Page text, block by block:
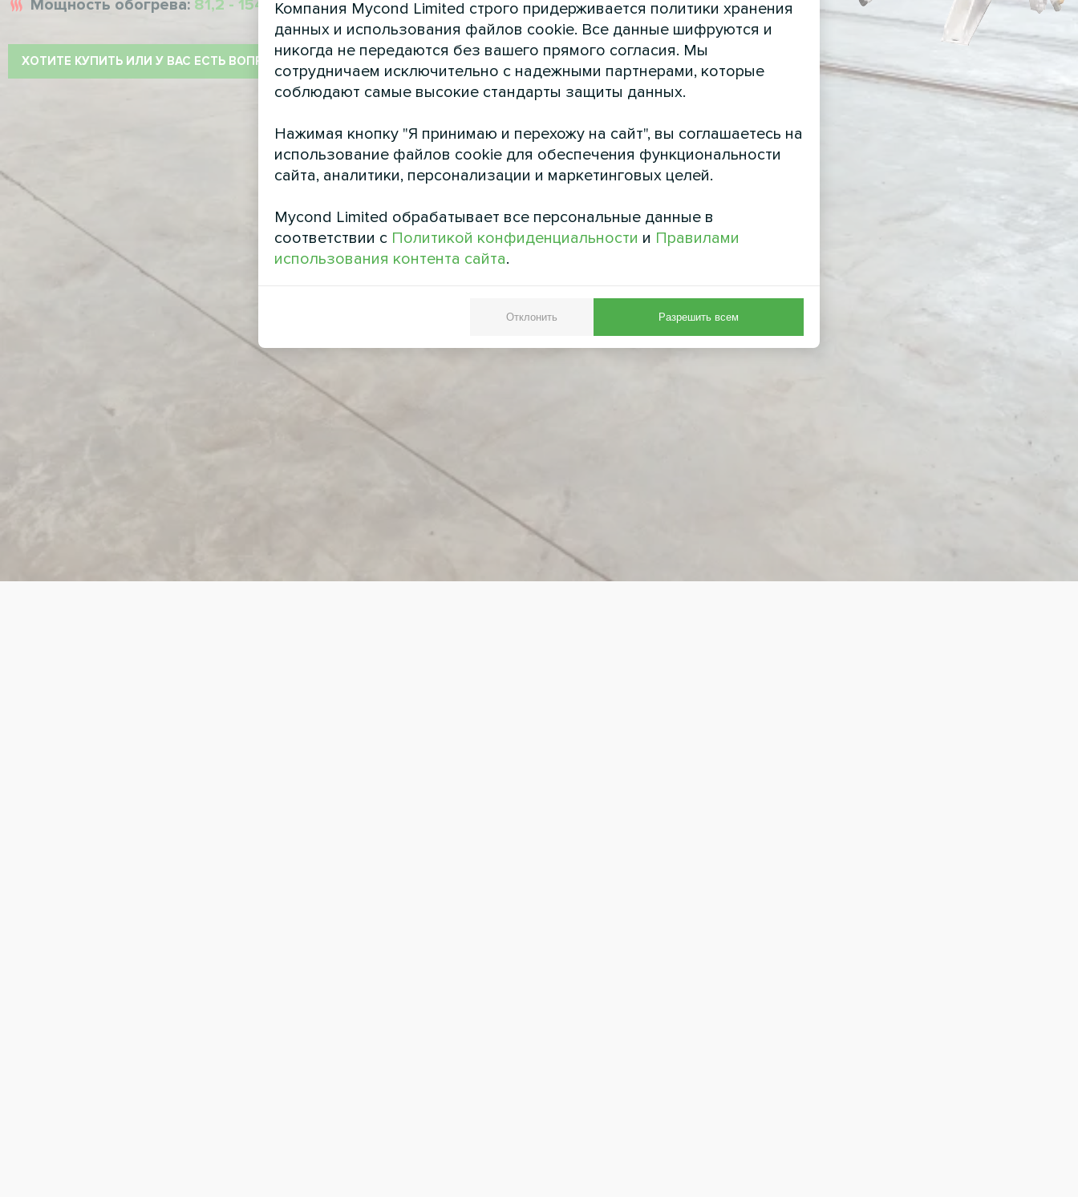
Мощность обогрева: 81,2 - 154,2 кВт
ХОТИТЕ КУПИТЬ ИЛИ У ВАС ЕСТЬ ВОПРОСЫ?
Компания Mycond Limited строго придерживается политики хранения
данных и использования файлов cookie. Все данные шифруются и
никогда не передаются без вашего прямого согласия. Мы
сотрудничаем исключительно с надежными партнерами, которые
соблюдают самые высокие стандарты защиты данных.
Нажимая кнопку "Я принимаю и перехожу на сайт", вы соглашаетесь на
использование файлов cookie для обеспечения функциональности
сайта, аналитики, персонализации и маркетинговых целей.
Mycond Limited обрабатывает все персональные данные в
соответствии с Политикой конфиденциальности и Правилами
использования контента сайта.
Отклонить Разрешить всем